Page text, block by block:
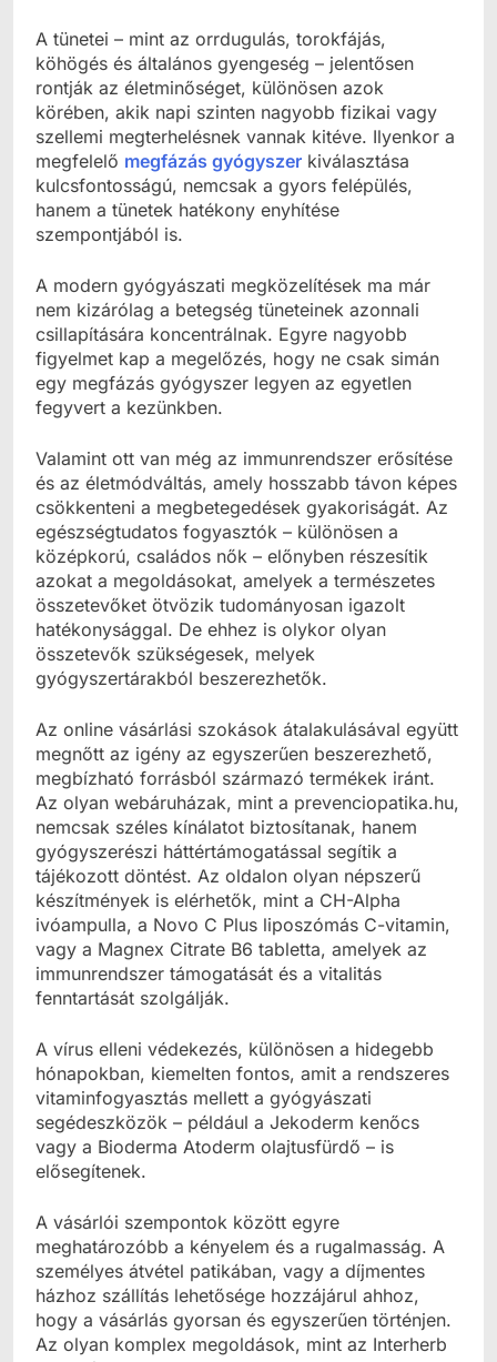
A tünetei – mint az orrdugulás, torokfájás,
köhögés és általános gyengeség – jelentősen
rontják az életminőséget, különösen azok
körében, akik napi szinten nagyobb fizikai vagy
szellemi megterhelésnek vannak kitéve. Ilyenkor a
megfelelő megfázás gyógyszer kiválasztása
kulcsfontosságú, nemcsak a gyors felépülés,
hanem a tünetek hatékony enyhítése
szempontjából is.
A modern gyógyászati megközelítések ma már
nem kizárólag a betegség tüneteinek azonnali
csillapítására koncentrálnak. Egyre nagyobb
figyelmet kap a megelőzés, hogy ne csak simán
egy megfázás gyógyszer legyen az egyetlen
fegyvert a kezünkben.
Valamint ott van még az immunrendszer erősítése
és az életmódváltás, amely hosszabb távon képes
csökkenteni a megbetegedések gyakoriságát. Az
egészségtudatos fogyasztók – különösen a
középkorú, családos nők – előnyben részesítik
azokat a megoldásokat, amelyek a természetes
összetevőket ötvözik tudományosan igazolt
hatékonysággal. De ehhez is olykor olyan
összetevők szükségesek, melyek
gyógyszertárakból beszerezhetők.
Az online vásárlási szokások átalakulásával együtt
megnőtt az igény az egyszerűen beszerezhető,
megbízható forrásból származó termékek iránt.
Az olyan webáruházak, mint a prevenciopatika.hu,
nemcsak széles kínálatot biztosítanak, hanem
gyógyszerészi háttértámogatással segítik a
tájékozott döntést. Az oldalon olyan népszerű
készítmények is elérhetők, mint a CH-Alpha
ivóampulla, a Novo C Plus liposzómás C-vitamin,
vagy a Magnex Citrate B6 tabletta, amelyek az
immunrendszer támogatását és a vitalitás
fenntartását szolgálják.
A vírus elleni védekezés, különösen a hidegebb
hónapokban, kiemelten fontos, amit a rendszeres
vitaminfogyasztás mellett a gyógyászati
segédeszközök – például a Jekoderm kenőcs
vagy a Bioderma Atoderm olajtusfürdő – is
elősegítenek.
A vásárlói szempontok között egyre
meghatározóbb a kényelem és a rugalmasság. A
személyes átvétel patikában, vagy a díjmentes
házhoz szállítás lehetősége hozzájárul ahhoz,
hogy a vásárlás gyorsan és egyszerűen történjen.
Az olyan komplex megoldások, mint az Interherb